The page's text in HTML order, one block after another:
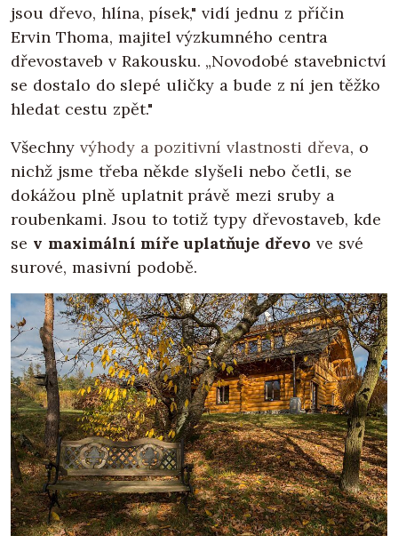
jsou dřevo, hlína, písek," vidí jednu z příčin
Ervin Thoma, majitel výzkumného centra
dřevostaveb v Rakousku. „Novodobé stavebnictví
se dostalo do slepé uličky a bude z ní jen těžko
hledat cestu zpět."
Všechny výhody a pozitivní vlastnosti dřeva, o
nichž jsme třeba někde slyšeli nebo četli, se
dokážou plně uplatnit právě mezi sruby a
roubenkami. Jsou to totiž typy dřevostaveb, kde
se v maximální míře uplatňuje dřevo ve své
surové, masivní podobě.